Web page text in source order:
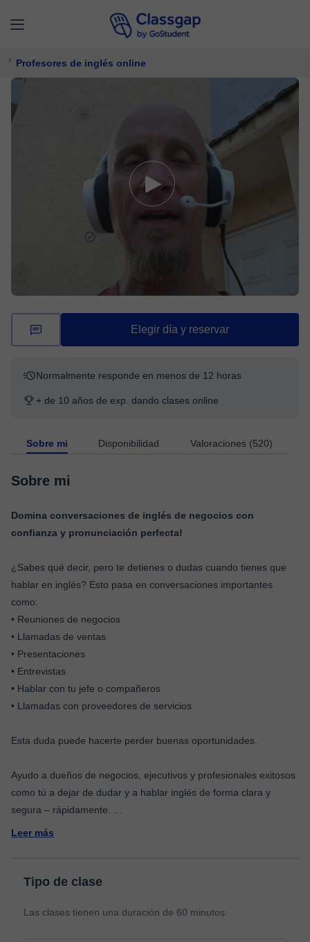
Profesores de inglés online
Elegir día y reservar
Normalmente responde en menos de 12 horas
+ de 10 años de exp. dando clases online
Sobre mi Disponibilidad Valoraciones (520)
Sobre mi
Domina conversaciones de inglés de negocios con
confianza y pronunciación perfecta!
¿Sabes qué decir, pero te detienes o dudas cuando tienes que
hablar en inglés? Esto pasa en conversaciones importantes
como:
• Reuniones de negocios
• Llamadas de ventas
• Presentaciones
• Entrevistas
• Hablar con tu jefe o compañeros
• Llamadas con proveedores de servicios
Esta duda puede hacerte perder buenas oportunidades.
Ayudo a dueños de negocios, ejecutivos y profesionales exitosos
como tú a dejar de dudar y a hablar inglés de forma clara y
segura – rápidamente.
Leer más
Tipo de clase
Las clases tienen una duración de 60 minutos